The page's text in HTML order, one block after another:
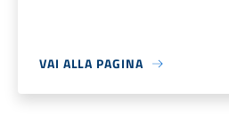
VAI ALLA PAGINA